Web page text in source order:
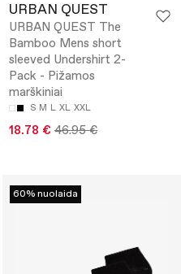
URBAN QUEST
URBAN QUEST The
Bamboo Mens short
sleeved Undershirt 2-
Pack - Pižamos
marškiniai
S M L XL XXL
18.78 € 46.95 €
60% nuolaida